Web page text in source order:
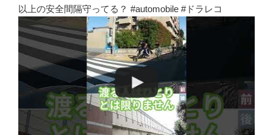
以上の安全間隔守ってる？ #automobile #ドラレコ